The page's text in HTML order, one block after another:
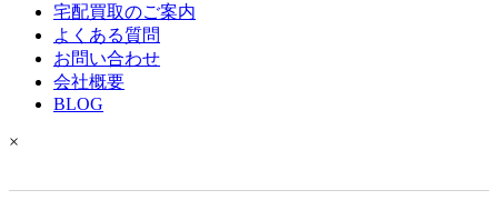
宅配買取のご案内
よくある質問
お問い合わせ
会社概要
BLOG
×